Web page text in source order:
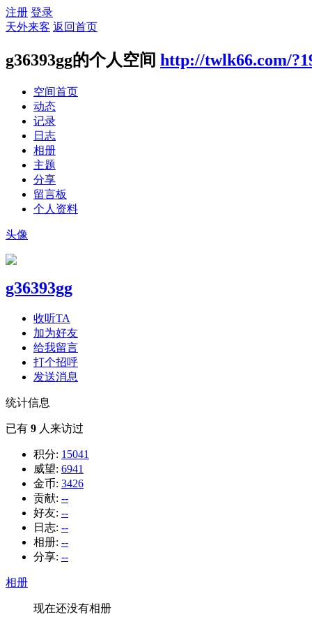
注册 登录
天外来客 返回首页
g36393gg的个人空间 http://twlk66.com/
空间首页
动态
记录
日志
相册
主题
分享
留言板
个人资料
头像
g36393gg
收听TA
加为好友
给我留言
打个招呼
发送消息
统计信息
已有 9 人来访过
积分: 15041
威望: 6941
金币: 3426
贡献: --
好友: --
日志: --
相册: --
分享: --
相册
现在还没有相册